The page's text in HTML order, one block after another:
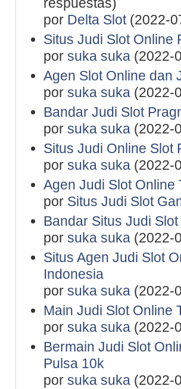
por Delta Slot(2022-
Situs Judi Slot Online
por suka suka(2022-
Agen Slot Online dan
por suka suka(2022-
Bandar Judi Slot
por suka suka(2022-
Situs Judi Online Slot
por suka suka(2022-
Agen Judi Slot Online
por Situs Judi Slot
Bandar Situs Judi
por suka suka(2022-
Situs Agen Judi Slot
Indonesia
por suka suka(2022-
Main Judi Slot Online
por suka suka(2022-
Bermain Judi Slot
Pulsa 10k
por suka suka(2022-